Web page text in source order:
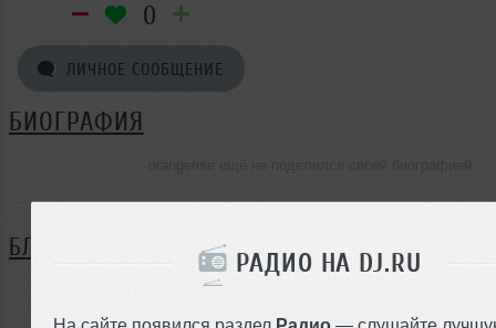
РАДИО НА DJ.RU
На сайте появился раздел Радио — слушайте
0
ЛИЧНОЕ СООБЩЕНИЕ
БИОГРАФИЯ
БЛОГ